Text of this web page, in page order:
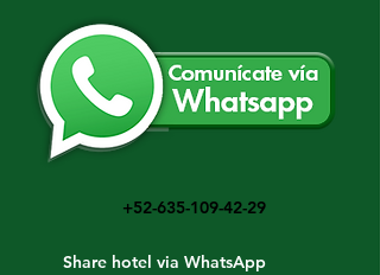
+52-635-109-42-29
Share hotel via WhatsApp